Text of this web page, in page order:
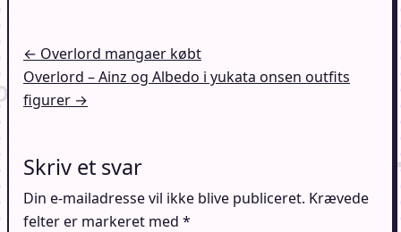
Indlægsnavigation
← Overlord mangaer købt
Overlord – Ainz og Albedo i yukata onsen outfits
figurer →
Skriv et svar
Din e-mailadresse vil ikke blive publiceret. Krævede
felter er markeret med *